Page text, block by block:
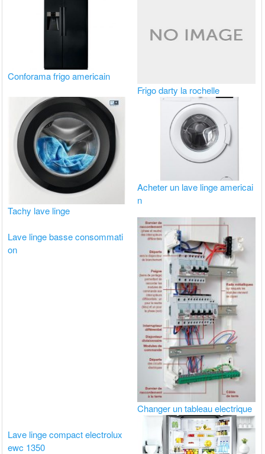
Conforama frigo americain
Frigo darty la rochelle
Tachy lave linge
Acheter un lave linge americai
n
Lave linge basse consommati
on
Changer un tableau electrique
Lave linge compact electrolux
ewc 1350